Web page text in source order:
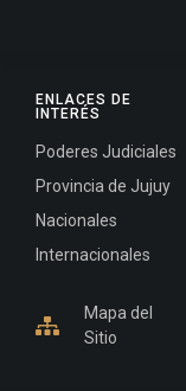
ENLACES DE
INTERÉS
Poderes Judiciales
Provincia de Jujuy
Nacionales
Internacionales
Mapa del
Sitio